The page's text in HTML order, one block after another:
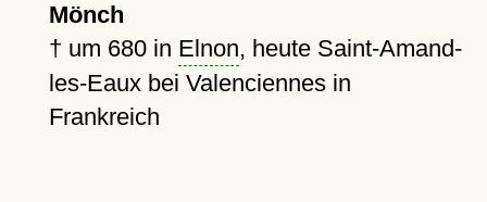
Mönch
† um 680in Elnon, heute Saint-Amand-
les-Eaux bei Valenciennes in
Frankreich